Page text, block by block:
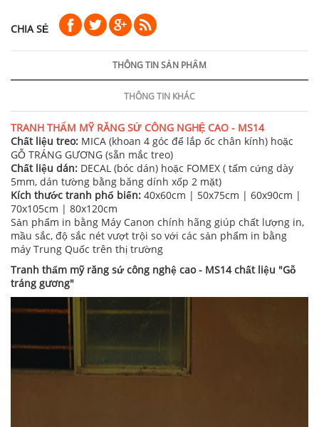
CHIA SẺ
THÔNG TIN SẢN PHẨM
THÔNG TIN KHÁC
TRANH THẨM MỸ RĂNG SỨ CÔNG NGHỆ CAO - MS14
Chất liệu treo: MICA (khoan 4 góc để lắp ốc chân kính) hoặc
GỖ TRÁNG GƯƠNG (sẵn mắc treo)
Chất liệu dán: DECAL (bóc dán) hoặc FOMEX ( tấm cứng dày
5mm, dán tường bằng băng dính xốp 2 mặt)
Kích thước tranh phổ biến: 40x60cm | 50x75cm | 60x90cm |
70x105cm | 80x120cm
Sản phẩm in bằng Máy Canon chính hãng giúp chất lượng in,
mầu sắc, độ sắc nét vượt trội so với các sản phẩm in bằng
máy Trung Quốc trên thị trường
Tranh thẩm mỹ răng sứ công nghệ cao - MS14 chất liệu "Gỗ
tráng gương"